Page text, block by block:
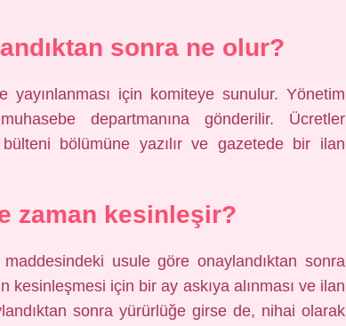
sonra ne olur?
yayınlanması için komiteye sunulur. Yönetim
departmanına gönderilir. Ücretler
bölümüne yazılır ve gazetede bir ilan
zaman kesinleşir?
usule göre onaylandıktan sonra
kesinleşmesi için bir ay askıya alınması ve ilan
sonra yürürlüğe girse de, nihai olarak